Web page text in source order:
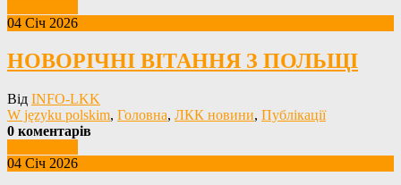
04 Січ 2026
НОВОРІЧНІ ВІТАННЯ З ПОЛЬЩІ
Від INFO-LKK
W języku polskim, Головна, ЛКК новини, Публікації
0 коментарів
04 Січ 2026